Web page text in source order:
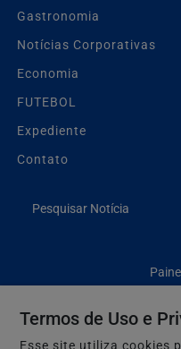
Gastronomia
Notícias Corporativas
Economia
FUTEBOL
Expediente
Contato
Pesquisar Notícia
Termos de Uso e
Esse site utiliza cookies